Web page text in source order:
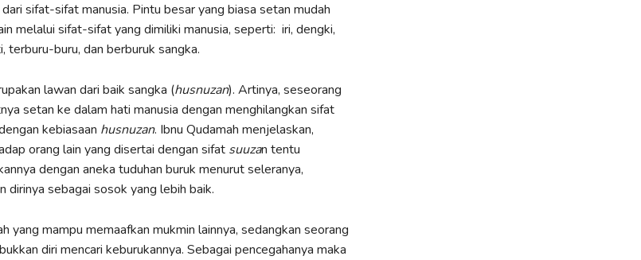
sifat-sifat manusia. Pintu besar yang biasa setan mudah
melalui sifat-sifat yang dimiliki manusia, seperti: iri, dengki,
terburu-buru, dan berburuk sangka.
lawan dari baik sangka (husnuzan). Artinya, seseorang
setan ke dalam hati manusia dengan menghilangkan sifat
kebiasaan husnuzan. Ibnu Qudamah menjelaskan,
orang lain yang disertai dengan sifat suuzan tentu
dengan aneka tuduhan buruk menurut seleranya,
dirinya sebagai sosok yang lebih baik.
yang mampu memaafkan mukmin lainnya, sedangkan seorang
diri mencari keburukannya. Sebagai pencegahanya maka